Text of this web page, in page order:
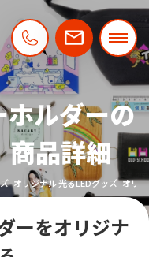
ルダーの
商品詳細
オリジナル 光るLEDグッズ オリ
ーをオリジナ